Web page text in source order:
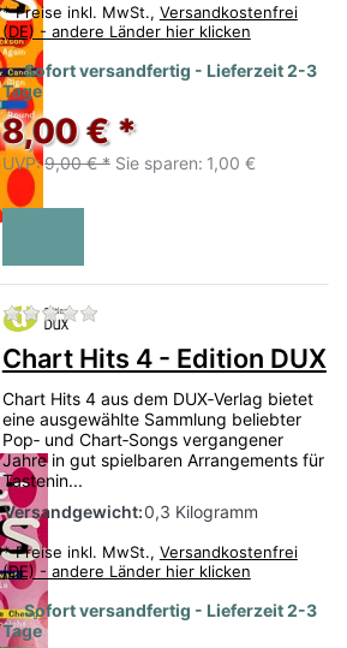
* Preise inkl. MwSt., Versandkostenfrei
(DE) - andere Länder hier klicken
Sofort versandfertig - Lieferzeit 2-3
Tage
8,00 € *
UVP:9,00 € * Sie sparen: 1,00 €
Zu diesem Produkt liegen
Chart Hits 4 - Edition DUX
Chart Hits 4 aus dem DUX‑Verlag bietet
eine ausgewählte Sammlung beliebter
Pop‑ und Chart‑Songs vergangener
Jahre in gut spielbaren Arrangements für
Tastenin...
Versandgewicht:0,3 Kilogramm
* Preise inkl. MwSt., Versandkostenfrei
(DE) - andere Länder hier klicken
Sofort versandfertig - Lieferzeit 2-3
Tage